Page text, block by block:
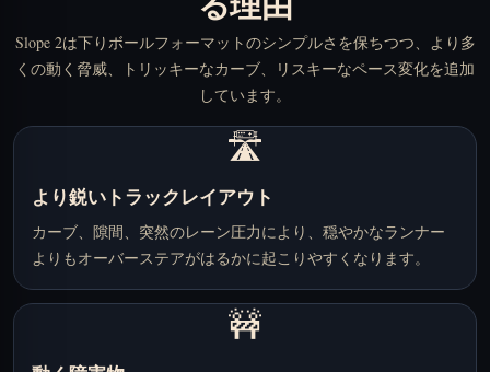
Slope 2は下りボールフォーマットのシンプルさを保ちつつ、より多
くの動く脅威、トリッキーなカーブ、リスキーなペース変化を追加
しています。
🛣️
より鋭いトラックレイアウト
カーブ、隙間、突然のレーン圧力により、穏やかなランナー
よりもオーバーステアがはるかに起こりやすくなります。
🚧